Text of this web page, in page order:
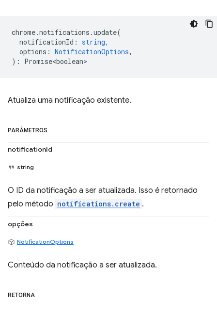
chrome.notifications .update(
notificationId : string,
options : NotificationOptions,
) : Promise<boolean>
Atualiza uma notificação existente.
PARÂMETROS
notificationId
string
O ID da notificação a ser atualizada. Isso é retornado
pelo método notifications.create .
opções
NotificationOptions
Conteúdo da notificação a ser atualizada.
RETORNA